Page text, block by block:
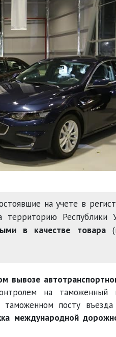
на учете в
Республики
в качестве товара
вывозе
на таможенный
посту въезда
международной